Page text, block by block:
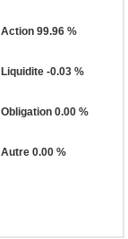
Action 99.96 %
Liquidite -0.03 %
Obligation 0.00 %
Autre 0.00 %